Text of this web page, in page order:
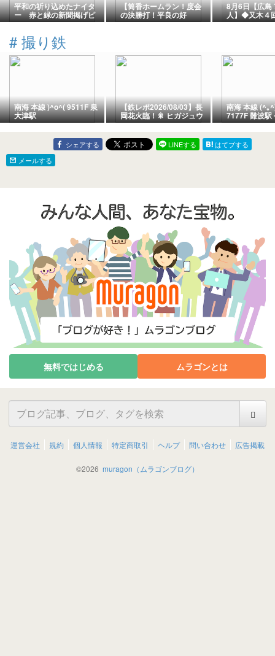
平和の祈り込めたナイタ
ー 赤と緑の新聞掲げピ
ースライン描く
【筒香ホームラン！度会
の決勝打！平良の好
投！】ベイスターズvsカ
8月6日【広島
人】◆又木４
点ＫＯ！！７
# 撮り鉄
南海 本線 )^o^( 9511F 泉
大津駅
【鉄レポ2026/08/03】長
岡花火臨！🎇 ヒガジュウ
にE653系「いなほ色」現
る！✨
南海 本線 (^｡
7177F 難波駅
ホークス復活‼︎
シェアする LINEする
はてブする
メールする
無料ではじめる ムラゴンとは
運営会社 規約 個人情報 特定商取引 ヘルプ 問い合わせ 広告掲載
©2026 muragon（ムラゴンブログ）